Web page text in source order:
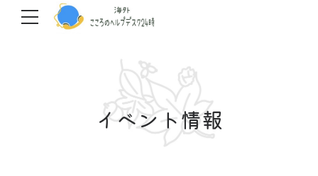
イベント情報